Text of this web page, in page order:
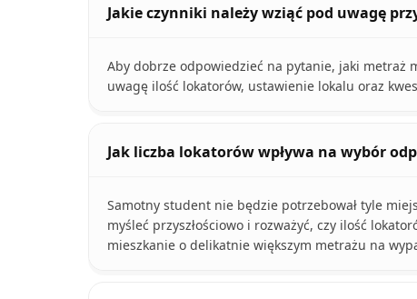
Jakie czynniki należy wziąć pod uwagę
Aby dobrze odpowiedzieć na pytanie, jaki metraż
uwagę ilość lokatorów, ustawienie lokalu oraz
Jak liczba lokatorów wpływa na wybór
Samotny student nie będzie potrzebował tyle
myśleć przyszłościowo i rozważyć, czy ilość
mieszkanie o delikatnie większym metrażu na